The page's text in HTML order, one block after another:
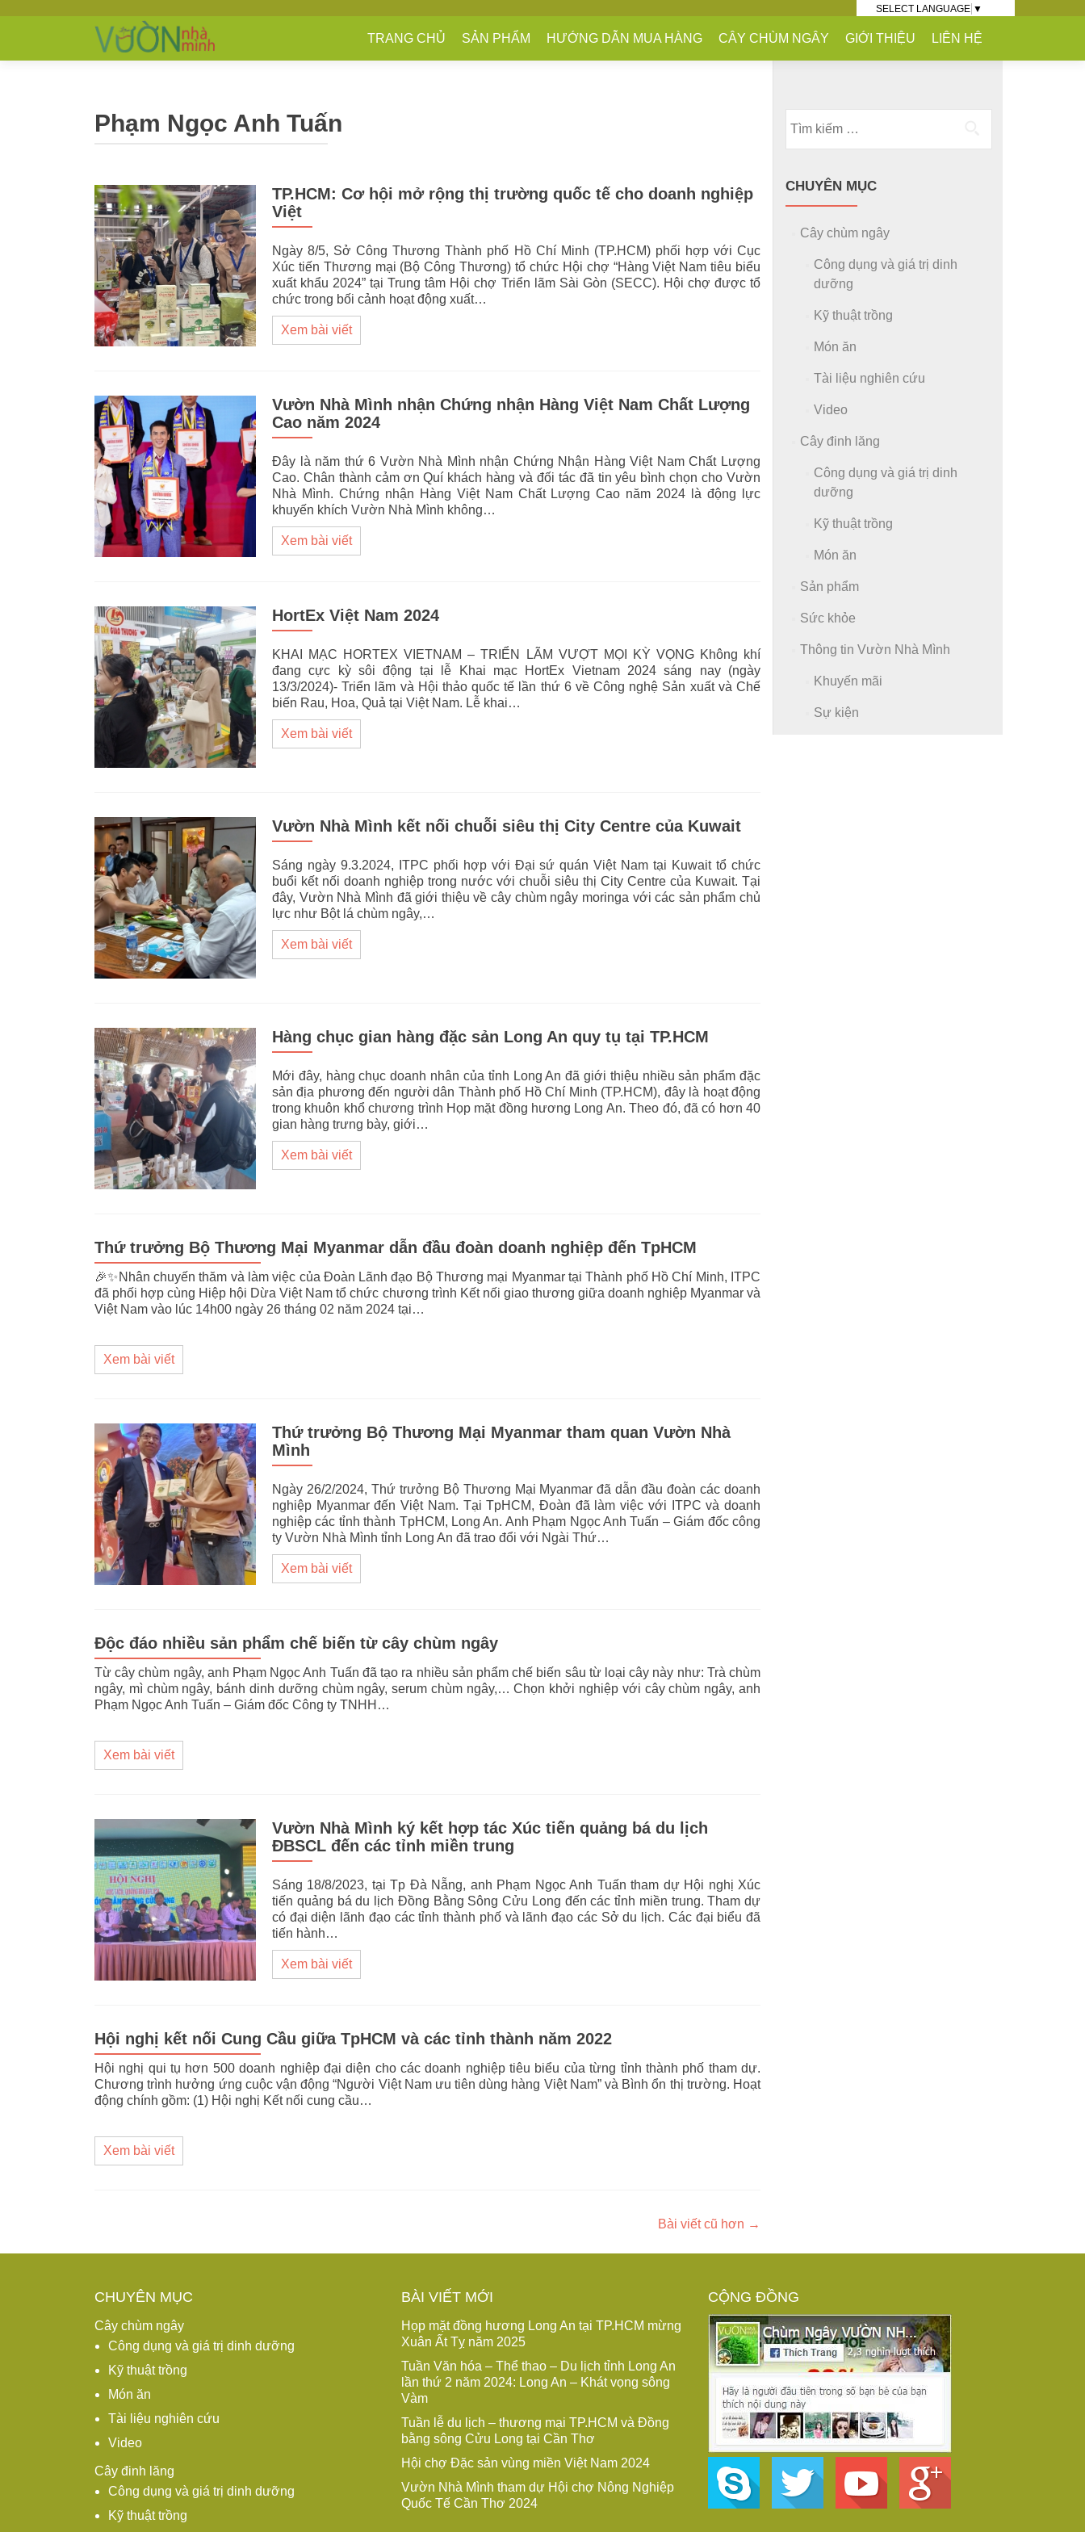
SELECT LANGUAGE ▼
TRANG CHỦ SẢN PHẨM HƯỚNG DẪN MUA HÀNG CÂY CHÙM NGÂY GIỚI THIỆU LIÊN HỆ
Phạm Ngọc Anh Tuấn
TP.HCM: Cơ hội mở rộng thị trường quốc tế cho doanh nghiệp
Việt
Ngày 8/5, Sở Công Thương Thành phố Hồ Chí Minh (TP.HCM) phối hợp với Cục
Xúc tiến Thương mại (Bộ Công Thương) tổ chức Hội chợ “Hàng Việt Nam tiêu biểu
xuất khẩu 2024” tại Trung tâm Hội chợ Triển lãm Sài Gòn (SECC). Hội chợ được tổ
chức trong bối cảnh hoạt động xuất…
Xem bài viết
Vườn Nhà Mình nhận Chứng nhận Hàng Việt Nam Chất Lượng
Cao năm 2024
Đây là năm thứ 6 Vườn Nhà Mình nhận Chứng Nhận Hàng Việt Nam Chất Lượng
Cao. Chân thành cảm ơn Quí khách hàng và đối tác đã tin yêu bình chọn cho Vườn
Nhà Mình. Chứng nhận Hàng Việt Nam Chất Lượng Cao năm 2024 là động lực
khuyến khích Vườn Nhà Mình không…
Xem bài viết
HortEx Việt Nam 2024
KHAI MẠC HORTEX VIETNAM – TRIỂN LÃM VƯỢT MỌI KỲ VỌNG Không khí
đang cực kỳ sôi động tại lễ Khai mạc HortEx Vietnam 2024 sáng nay (ngày
13/3/2024)- Triển lãm và Hội thảo quốc tế lần thứ 6 về Công nghệ Sản xuất và Chế
biến Rau, Hoa, Quả tại Việt Nam. Lễ khai…
Xem bài viết
Vườn Nhà Mình kết nối chuỗi siêu thị City Centre của Kuwait
Sáng ngày 9.3.2024, ITPC phối hợp với Đại sứ quán Việt Nam tại Kuwait tổ chức
buổi kết nối doanh nghiệp trong nước với chuỗi siêu thị City Centre của Kuwait. Tại
đây, Vườn Nhà Mình đã giới thiệu về cây chùm ngây moringa với các sản phẩm chủ
lực như Bột lá chùm ngây,…
Xem bài viết
Hàng chục gian hàng đặc sản Long An quy tụ tại TP.HCM
Mới đây, hàng chục doanh nhân của tỉnh Long An đã giới thiệu nhiều sản phẩm đặc
sản địa phương đến người dân Thành phố Hồ Chí Minh (TP.HCM), đây là hoạt động
trong khuôn khổ chương trình Họp mặt đồng hương Long An. Theo đó, đã có hơn 40
gian hàng trưng bày, giới…
Xem bài viết
Thứ trưởng Bộ Thương Mại Myanmar dẫn đầu đoàn doanh nghiệp đến TpHCM
🎉✨Nhân chuyến thăm và làm việc của Đoàn Lãnh đạo Bộ Thương mại Myanmar tại Thành phố Hồ Chí Minh, ITPC
đã phối hợp cùng Hiệp hội Dừa Việt Nam tổ chức chương trình Kết nối giao thương giữa doanh nghiệp Myanmar và
Việt Nam vào lúc 14h00 ngày 26 tháng 02 năm 2024 tại…
Xem bài viết
Thứ trưởng Bộ Thương Mại Myanmar tham quan Vườn Nhà
Mình
Ngày 26/2/2024, Thứ trưởng Bộ Thương Mại Myanmar đã dẫn đầu đoàn các doanh
nghiệp Myanmar đến Việt Nam. Tại TpHCM, Đoàn đã làm việc với ITPC và doanh
nghiệp các tỉnh thành TpHCM, Long An. Anh Phạm Ngọc Anh Tuấn – Giám đốc công
ty Vườn Nhà Mình tỉnh Long An đã trao đổi với Ngài Thứ…
Xem bài viết
Độc đáo nhiều sản phẩm chế biến từ cây chùm ngây
Từ cây chùm ngây, anh Phạm Ngọc Anh Tuấn đã tạo ra nhiều sản phẩm chế biến sâu từ loại cây này như: Trà chùm
ngây, mì chùm ngây, bánh dinh dưỡng chùm ngây, serum chùm ngây,… Chọn khởi nghiệp với cây chùm ngây, anh
Phạm Ngọc Anh Tuấn – Giám đốc Công ty TNHH…
Xem bài viết
Vườn Nhà Mình ký kết hợp tác Xúc tiến quảng bá du lịch
ĐBSCL đến các tỉnh miền trung
Sáng 18/8/2023, tại Tp Đà Nẵng, anh Phạm Ngọc Anh Tuấn tham dự Hội nghị Xúc
tiến quảng bá du lịch Đồng Bằng Sông Cửu Long đến các tỉnh miền trung. Tham dự
có đại diện lãnh đạo các tỉnh thành phố và lãnh đạo các Sở du lịch. Các đại biểu đã
tiến hành…
Xem bài viết
Hội nghị kết nối Cung Cầu giữa TpHCM và các tỉnh thành năm 2022
Hội nghị qui tụ hơn 500 doanh nghiệp đại diện cho các doanh nghiệp tiêu biểu của từng tỉnh thành phố tham dự.
Chương trình hưởng ứng cuộc vận động “Người Việt Nam ưu tiên dùng hàng Việt Nam” và Bình ổn thị trường. Hoạt
động chính gồm: (1) Hội nghị Kết nối cung cầu…
Xem bài viết
Bài viết cũ hơn →
CHUYÊN MỤC
Cây chùm ngây
Công dụng và giá trị dinh
dưỡng
Kỹ thuật trồng
Món ăn
Tài liệu nghiên cứu
Video
Cây đinh lăng
Công dụng và giá trị dinh
dưỡng
Kỹ thuật trồng
Món ăn
Sản phẩm
Sức khỏe
Thông tin Vườn Nhà Mình
Khuyến mãi
Sự kiện
CHUYÊN MỤC
Cây chùm ngây
Công dụng và giá trị dinh dưỡng
Kỹ thuật trồng
Món ăn
Tài liệu nghiên cứu
Video
Cây đinh lăng
Công dụng và giá trị dinh dưỡng
Kỹ thuật trồng
BÀI VIẾT MỚI
Họp mặt đồng hương Long An tại TP.HCM mừng
Xuân Ất Tỵ năm 2025
Tuần Văn hóa – Thể thao – Du lịch tỉnh Long An
lần thứ 2 năm 2024: Long An – Khát vọng sông
Vàm
Tuần lễ du lịch – thương mại TP.HCM và Đồng
bằng sông Cửu Long tại Cần Thơ
Hội chợ Đặc sản vùng miền Việt Nam 2024
Vườn Nhà Mình tham dự Hội chợ Nông Nghiệp
Quốc Tế Cần Thơ 2024
CỘNG ĐỒNG